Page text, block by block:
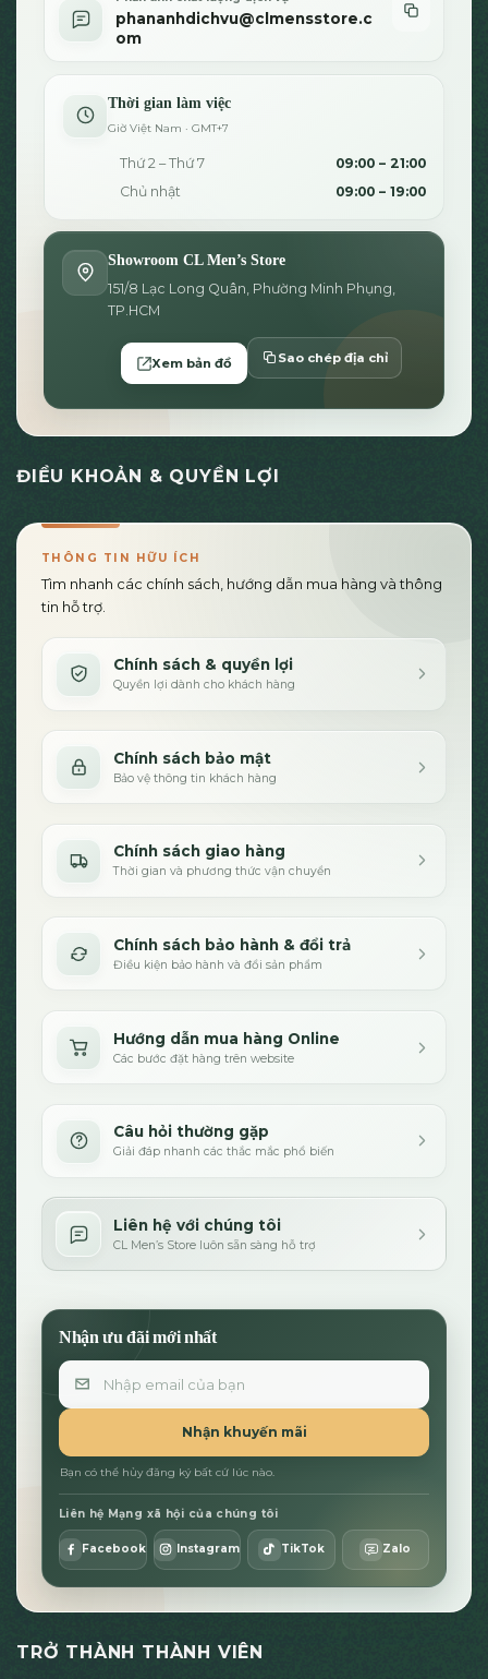
phananhdichvu@clmensstore.c
om
Thời gian làm việc
Giờ Việt Nam · GMT+7
Thứ 2 – Thứ 7
09:00 – 21:00
Chủ nhật
09:00 – 19:00
Showroom CL Men’s Store
151/8 Lạc Long Quân, Phường Minh Phụng,
TP.HCM
Xem bản đồ Sao chép địa chỉ
ĐIỀU KHOẢN & QUYỀN LỢI
THÔNG TIN HỮU ÍCH
Tìm nhanh các chính sách, hướng dẫn mua hàng và thông
tin hỗ trợ.
Chính sách & quyền lợi
Quyền lợi dành cho khách hàng
Chính sách bảo mật
Bảo vệ thông tin khách hàng
Chính sách giao hàng
Thời gian và phương thức vận chuyển
Chính sách bảo hành & đổi trả
Điều kiện bảo hành và đổi sản phẩm
Hướng dẫn mua hàng Online
Các bước đặt hàng trên website
Câu hỏi thường gặp
Giải đáp nhanh các thắc mắc phổ biến
Liên hệ với chúng tôi
CL Men’s Store luôn sẵn sàng hỗ trợ
Nhận ưu đãi mới nhất
Email
Nhận khuyến mãi
Bạn có thể hủy đăng ký bất cứ lúc nào.
Liên hệ Mạng xã hội của chúng tôi
Facebook Instagram TikTok Zalo
TRỞ THÀNH THÀNH VIÊN